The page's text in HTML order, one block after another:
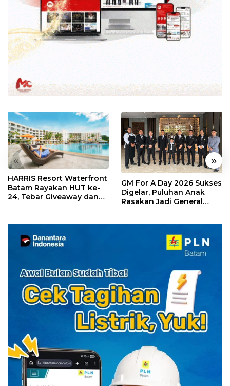
« »
HARRIS Resort Waterfront
Batam Rayakan HUT ke-
24, Tebar Giveaway dan
GM For A Day 2026 Sukses
Digelar, Puluhan Anak
Rasakan Jadi General